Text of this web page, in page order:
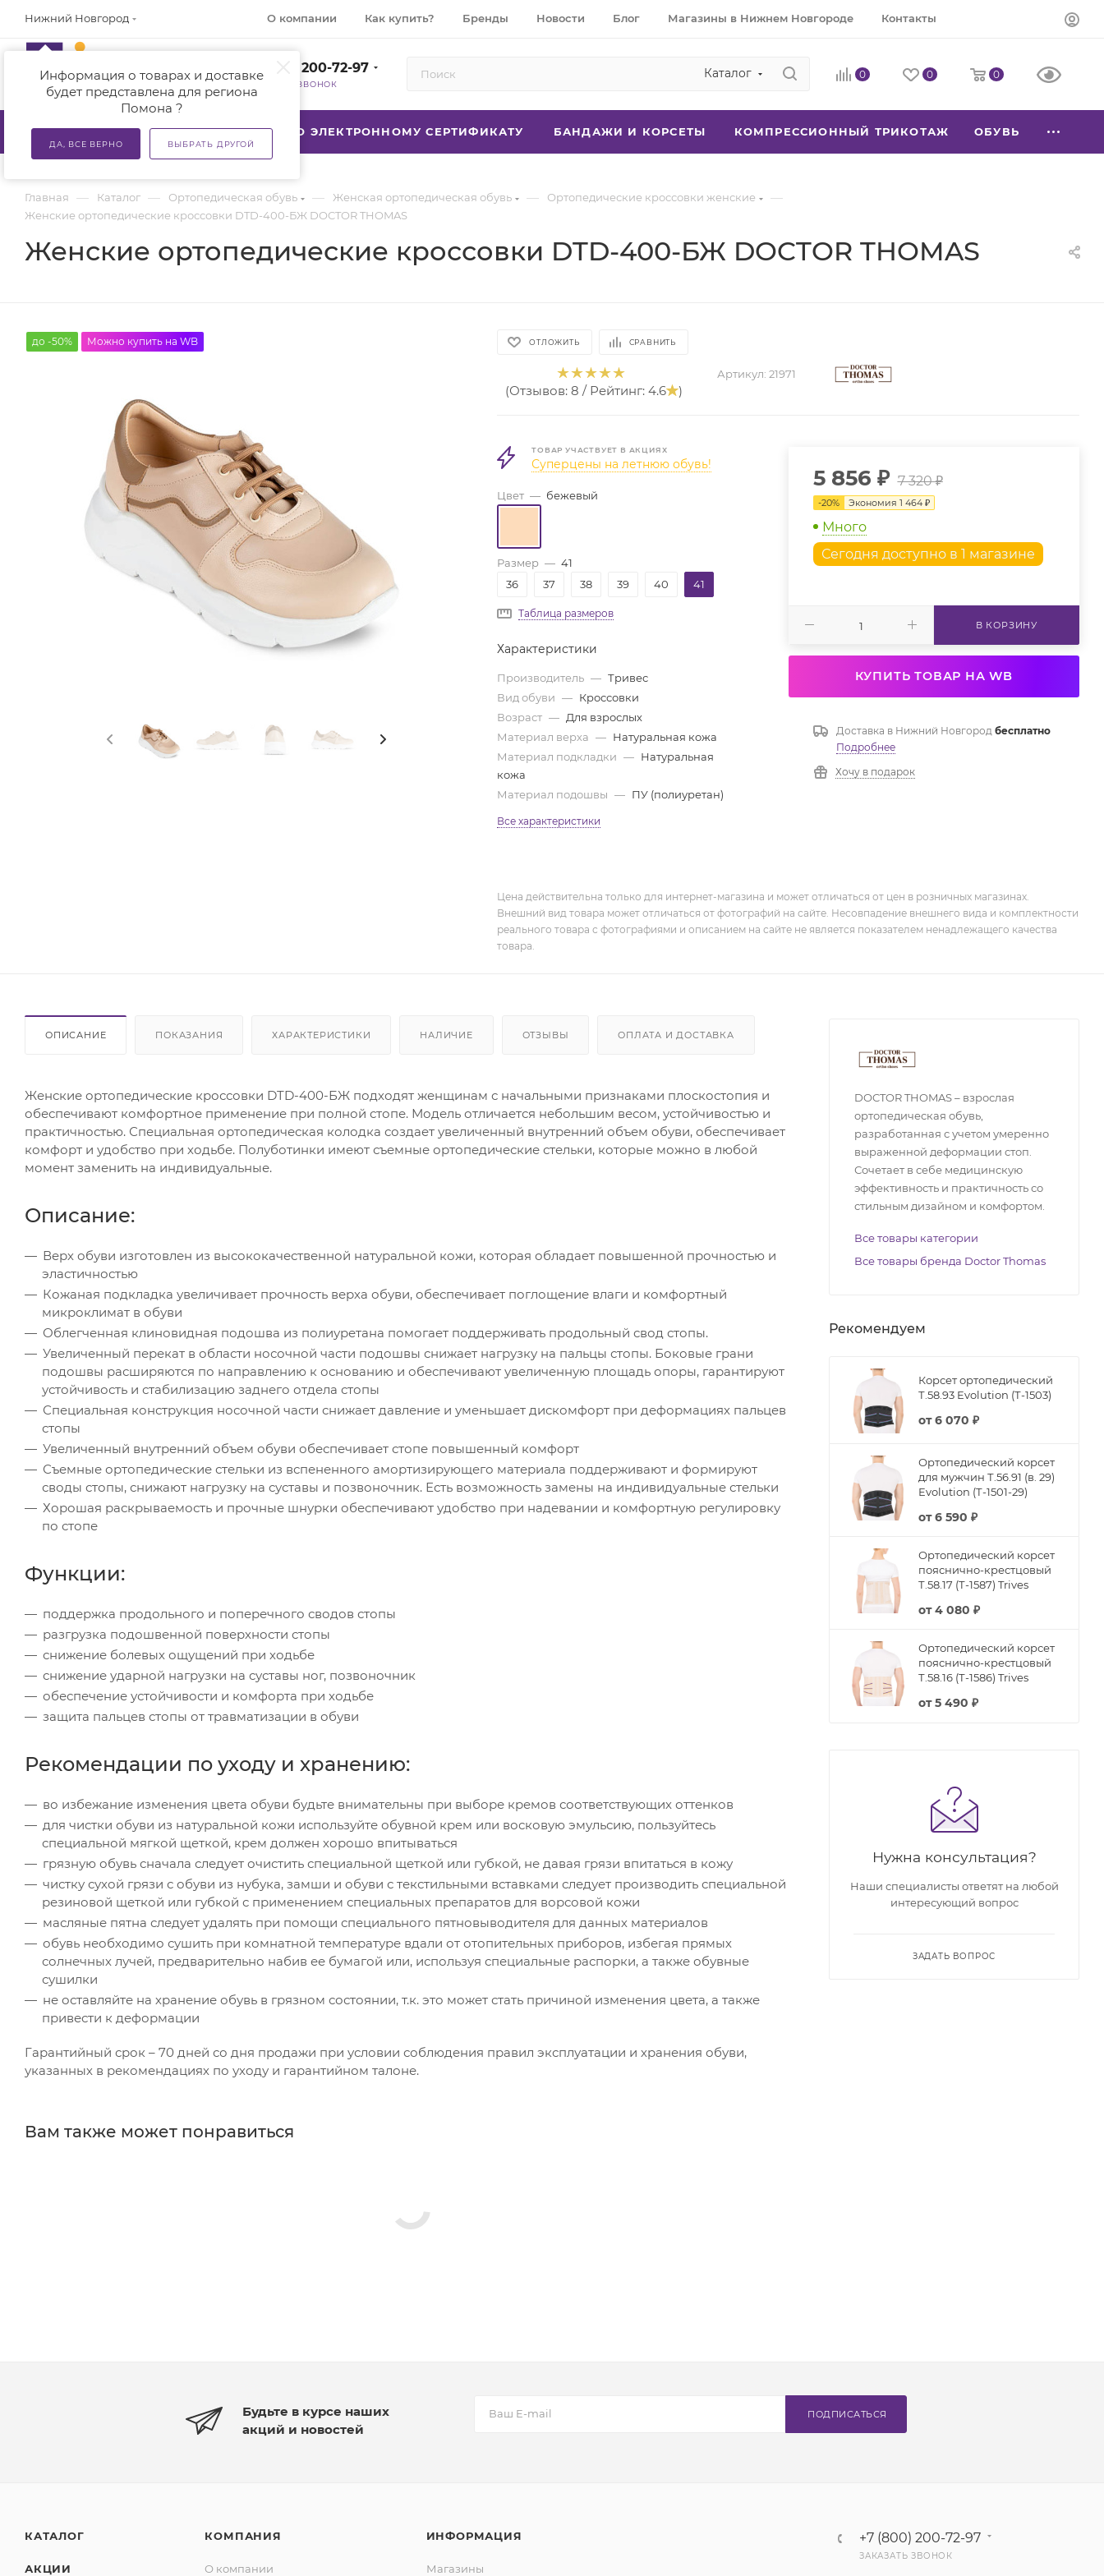
Нижний Новгород
Информация о товарах и доставке
будет представлена для региона
Помона ?
ДА, ВСЕ ВЕРНО ВЫБРАТЬ ДРУГОЙ
О компании Как купить? Бренды Новости Блог Магазины в Нижнем Новгороде Контакты
+7 (800) 200-72-97
ЗАКАЗАТЬ ЗВОНОК
Каталог 0 0 0
КАТАЛОГ АКЦИИ ТСР ПО ЭЛЕКТРОННОМУ СЕРТИФИКАТУ БАНДАЖИ И КОРСЕТЫ КОМПРЕССИОННЫЙ ТРИКОТАЖ ОБУВЬ
Главная — Каталог — Ортопедическая обувь — Женская ортопедическая обувь — Ортопедические кроссовки женские —
Женские ортопедические кроссовки DTD-400-БЖ DOCTOR THOMAS
Женские ортопедические кроссовки DTD-400-БЖ DOCTOR THOMAS
до -50% Можно купить на WB ОТЛОЖИТЬ СРАВНИТЬ
(Отзывов: 8 / Рейтинг: 4.6 )
Артикул: 21971
ТОВАР УЧАСТВУЕТ В АКЦИЯХ
Суперцены на летнюю обувь!
Цвет — бежевый
Размер — 41
36
37 38 39 40 41
Таблица размеров
Характеристики
Производитель — Тривес
Вид обуви — Кроссовки
Возраст — Для взрослых
Материал верха — Натуральная кожа
Материал подкладки — Натуральная
кожа
Материал подошвы — ПУ (полиуретан)
Все характеристики
5 856 ₽ 7 320₽
-20% Экономия 1 464₽
Много
Сегодня доступно в 1 магазине
В КОРЗИНУ
КУПИТЬ ТОВАР НА WB
Доставка в Нижний Новгород бесплатно
Подробнее
Хочу в подарок
Цена действительна только для интернет-магазина и может отличаться от цен в розничных магазинах.
Внешний вид товара может отличаться от фотографий на сайте. Несовпадение внешнего вида и комплектности
реального товара с фотографиями и описанием на сайте не является показателем ненадлежащего качества
товара.
ОПИСАНИЕ ПОКАЗАНИЯ ХАРАКТЕРИСТИКИ НАЛИЧИЕ ОТЗЫВЫ ОПЛАТА И ДОСТАВКА
Женские ортопедические кроссовки DTD-400-БЖ подходят женщинам с начальными признаками плоскостопия и
обеспечивают комфортное применение при полной стопе. Модель отличается небольшим весом, устойчивостью и
практичностью. Специальная ортопедическая колодка создает увеличенный внутренний объем обуви, обеспечивает
комфорт и удобство при ходьбе. Полуботинки имеют съемные ортопедические стельки, которые можно в любой
момент заменить на индивидуальные.
Описание:
Верх обуви изготовлен из высококачественной натуральной кожи, которая обладает повышенной прочностью и
эластичностью
Кожаная подкладка увеличивает прочность верха обуви, обеспечивает поглощение влаги и комфортный
микроклимат в обуви
Облегченная клиновидная подошва из полиуретана помогает поддерживать продольный свод стопы.
Увеличенный перекат в области носочной части подошвы снижает нагрузку на пальцы стопы. Боковые грани
подошвы расширяются по направлению к основанию и обеспечивают увеличенную площадь опоры, гарантируют
устойчивость и стабилизацию заднего отдела стопы
Специальная конструкция носочной части снижает давление и уменьшает дискомфорт при деформациях пальцев
стопы
Увеличенный внутренний объем обуви обеспечивает стопе повышенный комфорт
Съемные ортопедические стельки из вспененного амортизирующего материала поддерживают и формируют
своды стопы, снижают нагрузку на суставы и позвоночник. Есть возможность замены на индивидуальные стельки
Хорошая раскрываемость и прочные шнурки обеспечивают удобство при надевании и комфортную регулировку
по стопе
Функции:
поддержка продольного и поперечного сводов стопы
разгрузка подошвенной поверхности стопы
снижение болевых ощущений при ходьбе
снижение ударной нагрузки на суставы ног, позвоночник
обеспечение устойчивости и комфорта при ходьбе
защита пальцев стопы от травматизации в обуви
Рекомендации по уходу и хранению:
во избежание изменения цвета обуви будьте внимательны при выборе кремов соответствующих оттенков
для чистки обуви из натуральной кожи используйте обувной крем или восковую эмульсию, пользуйтесь
специальной мягкой щеткой, крем должен хорошо впитываться
грязную обувь сначала следует очистить специальной щеткой или губкой, не давая грязи впитаться в кожу
чистку сухой грязи с обуви из нубука, замши и обуви с текстильными вставками следует производить специальной
резиновой щеткой или губкой с применением специальных препаратов для ворсовой кожи
масляные пятна следует удалять при помощи специального пятновыводителя для данных материалов
обувь необходимо сушить при комнатной температуре вдали от отопительных приборов, избегая прямых
солнечных лучей, предварительно набив ее бумагой или, используя специальные распорки, а также обувные
сушилки
не оставляйте на хранение обувь в грязном состоянии, т.к. это может стать причиной изменения цвета, а также
привести к деформации
Гарантийный срок – 70 дней со дня продажи при условии соблюдения правил эксплуатации и хранения обуви,
указанных в рекомендациях по уходу и гарантийном талоне.
Вам также может понравиться
DOCTOR THOMAS – взрослая
ортопедическая обувь,
разработанная с учетом умеренно
выраженной деформации стоп.
Сочетает в себе медицинскую
эффективность и практичность со
стильным дизайном и комфортом.
Все товары категории
Все товары бренда Doctor Thomas
Рекомендуем
Корсет ортопедический
Т.58.93 Evolution (Т-1503)
от6 070 ₽
Ортопедический корсет
для мужчин Т.56.91 (в. 29)
Evolution (Т-1501-29)
от6 590 ₽
Ортопедический корсет
пояснично-крестцовый
Т.58.17 (Т-1587) Trives
от4 080 ₽
Ортопедический корсет
пояснично-крестцовый
Т.58.16 (Т-1586) Trives
от5 490 ₽
Нужна консультация?
Наши специалисты ответят на любой
интересующий вопрос
ЗАДАТЬ ВОПРОС
Будьте в курсе наших
акций и новостей
ПОДПИСАТЬСЯ
КАТАЛОГ
АКЦИИ
КОМПАНИЯ
О компании
ИНФОРМАЦИЯ
Магазины
+7 (800) 200-72-97
ЗАКАЗАТЬ ЗВОНОК